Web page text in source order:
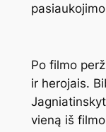
Po filmo
ir herojais.
vieną iš